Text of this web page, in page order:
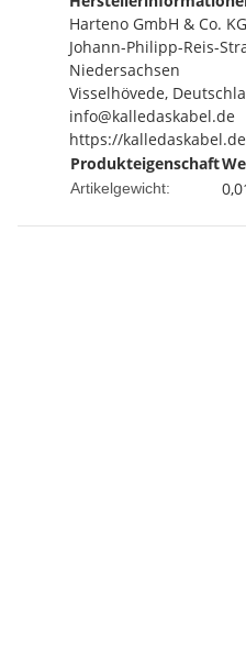
Harteno GmbH & Co. KG
Johann-Philipp-Reis-
Niedersachsen
Visselhövede,
info@kalledaskabel.de
https://
Produkteigenschaft
Artikelgewicht: